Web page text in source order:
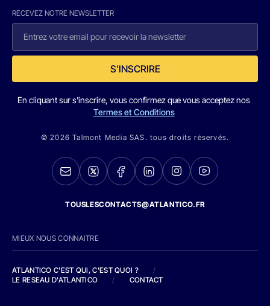
RECEVEZ NOTRE NEWSLETTER
S'INSCRIRE
En cliquant sur s'inscrire, vous confirmez que vous acceptez nos
Termes et Conditions
© 2026 Talmont Media SAS. tous droits réservés.
TOUSLESCONTACTS@ATLANTICO.FR
MIEUX NOUS CONNAITRE
ATLANTICO C'EST QUI, C'EST QUOI ?
/
LE RESEAU D'ATLANTICO
/ CONTACT